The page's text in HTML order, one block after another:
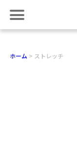
ホーム ストレッチ